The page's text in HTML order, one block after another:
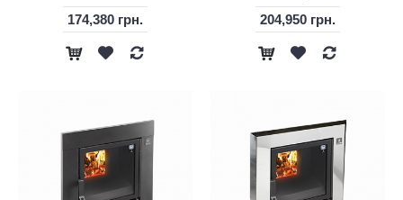
174,380 грн. 204,950 грн.